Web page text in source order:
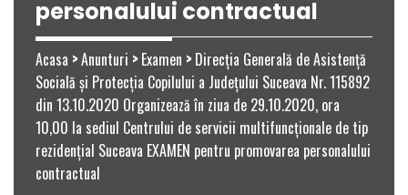
personalului contractual
Acasa >Anunturi >Examen >Direcţia Generală de Asistenţă
Socială şi Protecţia Copilului a Judeţului Suceava Nr. 115892
din 13.10.2020 Organizează în ziua de 29.10.2020, ora
10,00 la sediul Centrului de servicii multifuncționale de tip
rezidențial Suceava EXAMEN pentru promovarea personalului
contractual